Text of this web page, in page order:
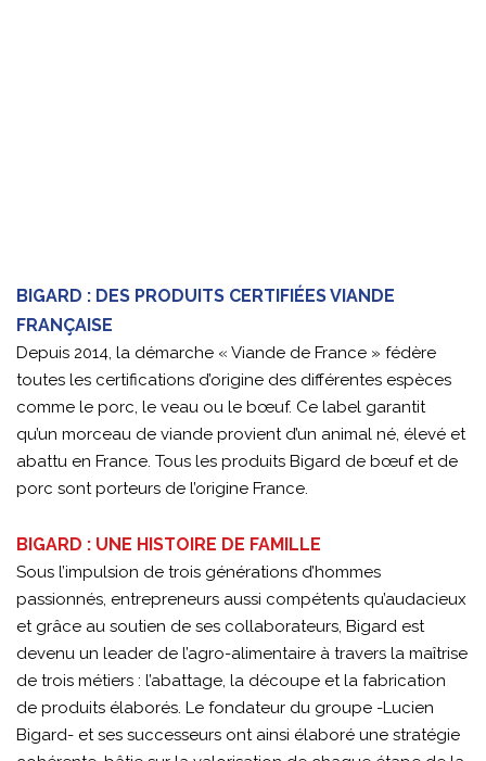
BIGARD : DES PRODUITS CERTIFIÉES VIANDE
FRANÇAISE
Depuis 2014, la démarche « Viande de France » fédère
toutes les certifications d’origine des différentes espèces
comme le porc, le veau ou le bœuf. Ce label garantit
qu’un morceau de viande provient d’un animal né, élevé et
abattu en France. Tous les produits Bigard de bœuf et de
porc sont porteurs de l’origine France.
BIGARD : UNE HISTOIRE DE FAMILLE
Sous l’impulsion de trois générations d’hommes
passionnés, entrepreneurs aussi compétents qu’audacieux
et grâce au soutien de ses collaborateurs, Bigard est
devenu un leader de l’agro-alimentaire à travers la maîtrise
de trois métiers : l’abattage, la découpe et la fabrication
de produits élaborés. Le fondateur du groupe -Lucien
Bigard- et ses successeurs ont ainsi élaboré une stratégie